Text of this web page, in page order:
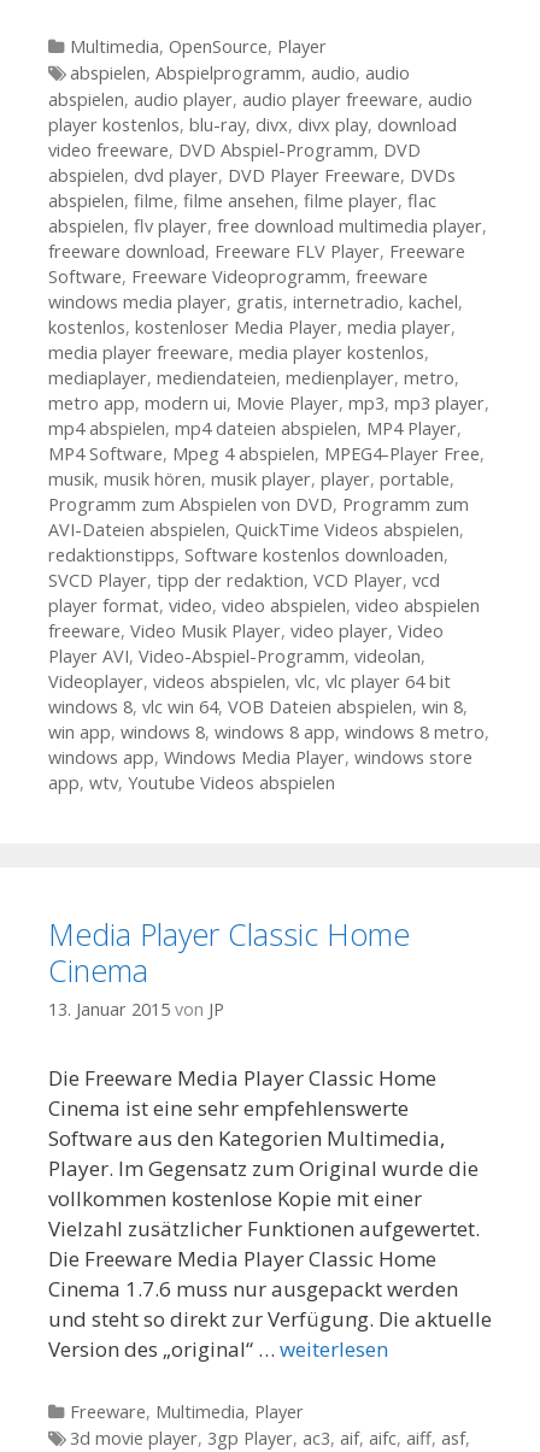
Kategorien
Multimedia, OpenSource, Player
Tags
abspielen, Abspielprogramm, audio, audio
abspielen, audio player, audio player freeware, audio
player kostenlos, blu-ray, divx, divx play, download
video freeware, DVD Abspiel-Programm, DVD
abspielen, dvd player, DVD Player Freeware, DVDs
abspielen, filme, filme ansehen, filme player, flac
abspielen, flv player, free download multimedia player,
freeware download, Freeware FLV Player, Freeware
Software, Freeware Videoprogramm, freeware
windows media player, gratis, internetradio, kachel,
kostenlos, kostenloser Media Player, media player,
media player freeware, media player kostenlos,
mediaplayer, mediendateien, medienplayer, metro,
metro app, modern ui, Movie Player, mp3, mp3 player,
mp4 abspielen, mp4 dateien abspielen, MP4 Player,
MP4 Software, Mpeg 4 abspielen, MPEG4-Player Free,
musik, musik hören, musik player, player, portable,
Programm zum Abspielen von DVD, Programm zum
AVI-Dateien abspielen, QuickTime Videos abspielen,
redaktionstipps, Software kostenlos downloaden,
SVCD Player, tipp der redaktion, VCD Player, vcd
player format, video, video abspielen, video abspielen
freeware, Video Musik Player, video player, Video
Player AVI, Video-Abspiel-Programm, videolan,
Videoplayer, videos abspielen, vlc, vlc player 64 bit
windows 8, vlc win 64, VOB Dateien abspielen, win 8,
win app, windows 8, windows 8 app, windows 8 metro,
windows app, Windows Media Player, windows store
app, wtv, Youtube Videos abspielen
Media Player Classic Home
Cinema
13. Januar 2015 von JP
Die Freeware Media Player Classic Home
Cinema ist eine sehr empfehlenswerte
Software aus den Kategorien Multimedia,
Player. Im Gegensatz zum Original wurde die
vollkommen kostenlose Kopie mit einer
Vielzahl zusätzlicher Funktionen aufgewertet.
Die Freeware Media Player Classic Home
Cinema 1.7.6 muss nur ausgepackt werden
und steht so direkt zur Verfügung. Die aktuelle
Version des „original“ … weiterlesen
Kategorien
Freeware, Multimedia, Player
Tags
3d movie player, 3gp Player, ac3, aif, aifc, aiff, asf,